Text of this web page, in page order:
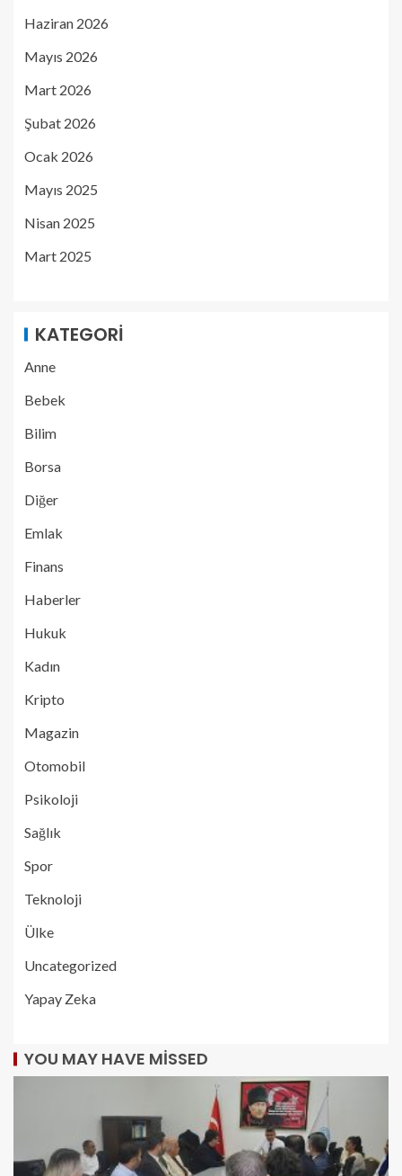
Haziran 2026
Mayıs 2026
Mart 2026
Şubat 2026
Ocak 2026
Mayıs 2025
Nisan 2025
Mart 2025
KATEGORI
Anne
Bebek
Bilim
Borsa
Diğer
Emlak
Finans
Haberler
Hukuk
Kadın
Kripto
Magazin
Otomobil
Psikoloji
Sağlık
Spor
Teknoloji
Ülke
Uncategorized
Yapay Zeka
YOU MAY HAVE MISSED